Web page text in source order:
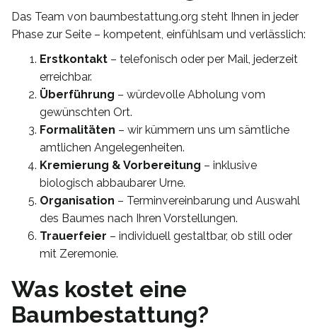
Das Team von baumbestattung.org steht Ihnen in jeder
Phase zur Seite – kompetent, einfühlsam und verlässlich:
Erstkontakt – telefonisch oder per Mail, jederzeit
erreichbar.
Überführung – würdevolle Abholung vom
gewünschten Ort.
Formalitäten – wir kümmern uns um sämtliche
amtlichen Angelegenheiten.
Kremierung & Vorbereitung – inklusive
biologisch abbaubarer Urne.
Organisation – Terminvereinbarung und Auswahl
des Baumes nach Ihren Vorstellungen.
Trauerfeier – individuell gestaltbar, ob still oder
mit Zeremonie.
Was kostet eine
Baumbestattung?